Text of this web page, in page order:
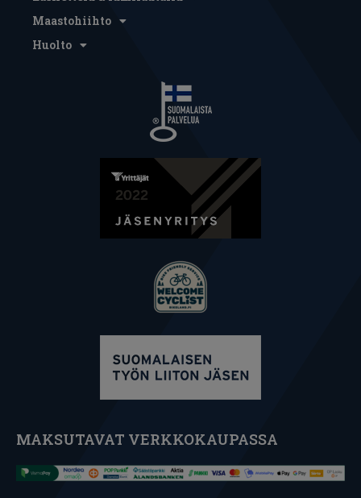
Maastohiihto
Huolto
MAKSUTAVAT VERKKOKAUPASSA